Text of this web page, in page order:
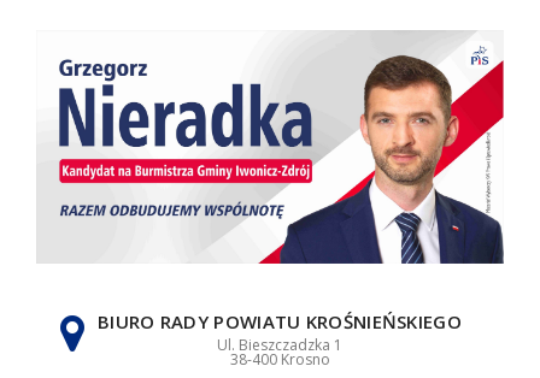
BIURO RADY POWIATU KROŚNIEŃSKIEGO
Ul. Bieszczadzka 1
38-400 Krosno